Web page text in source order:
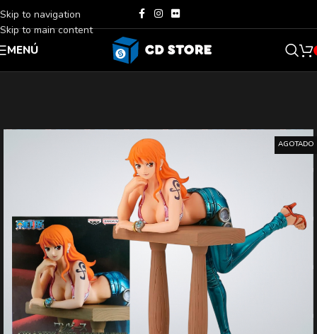
Skip to navigation
Skip to main content
MENÚ
AGOTADO